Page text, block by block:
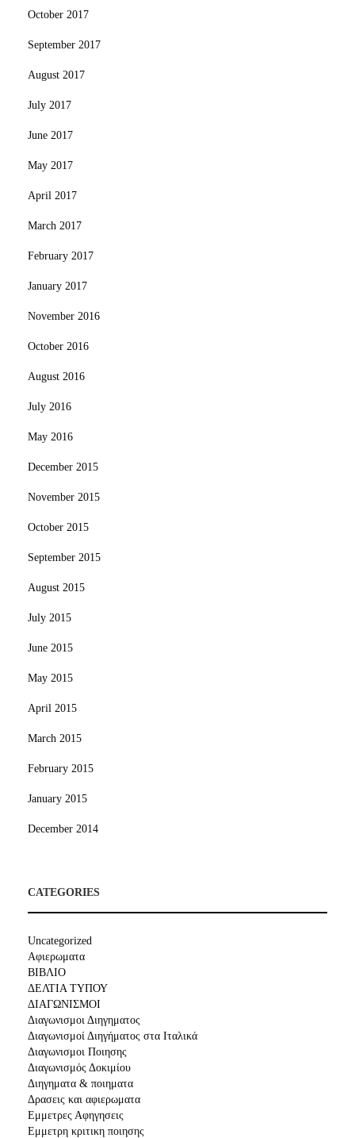
October 2017
September 2017
August 2017
July 2017
June 2017
May 2017
April 2017
March 2017
February 2017
January 2017
November 2016
October 2016
August 2016
July 2016
May 2016
December 2015
November 2015
October 2015
September 2015
August 2015
July 2015
June 2015
May 2015
April 2015
March 2015
February 2015
January 2015
December 2014
CATEGORIES
Uncategorized
Αφιερωματα
ΒΙΒΛΙΟ
ΔΕΛΤΙΑ ΤΥΠΟΥ
ΔΙΑΓΩΝΙΣΜΟΙ
Διαγωνισμοι Διηγηματος
Διαγωνισμοί Διηγήματος στα Ιταλικά
Διαγωνισμοι Ποιησης
Διαγωνισμός Δοκιμίου
Διηγηματα & ποιηματα
Δρασεις και αφιερωματα
Εμμετρες Αφηγησεις
Εμμετρη κριτικη ποιησης